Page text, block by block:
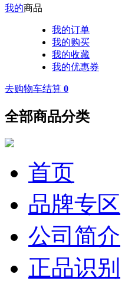
我的商品
我的订单
我的购买
我的收藏
我的优惠券
去购物车结算 0
全部商品分类
首页
品牌专区
公司简介
正品识别